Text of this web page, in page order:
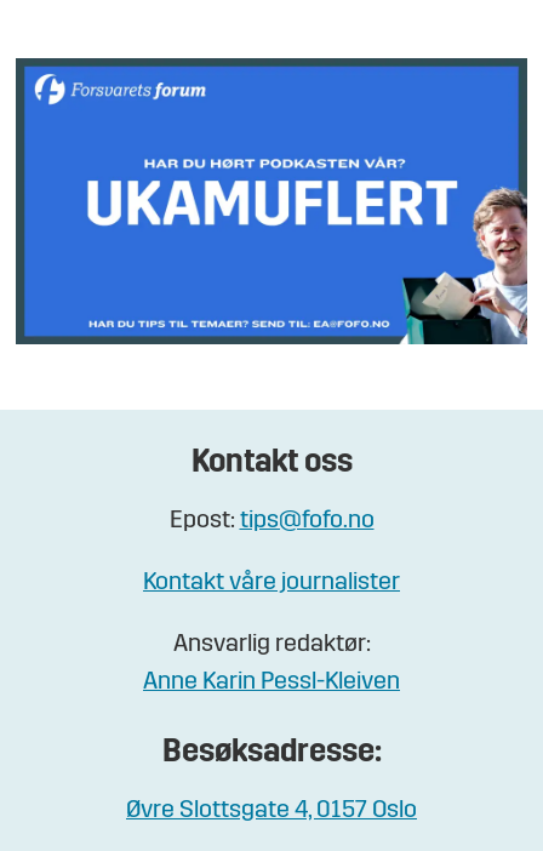
Kontakt oss
Epost: tips@fofo.no
Kontakt våre journalister
Ansvarlig redaktør:
Anne Karin Pessl-Kleiven
Besøksadresse:
Øvre Slottsgate 4, 0157 Oslo